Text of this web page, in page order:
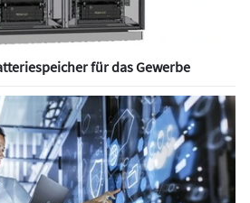
für das Gewerbe